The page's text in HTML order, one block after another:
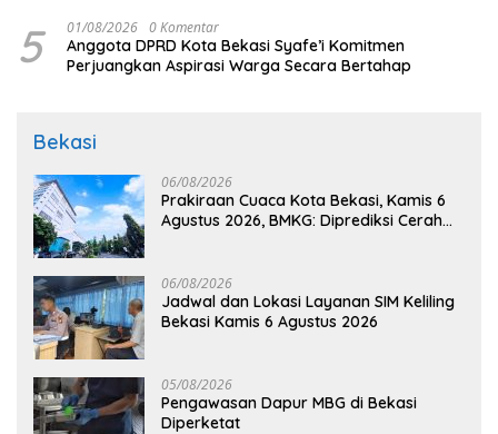
5 01/08/2026 0 Komentar
Anggota DPRD Kota Bekasi Syafe’i Komitmen
Perjuangkan Aspirasi Warga Secara Bertahap
Bekasi
06/08/2026
Prakiraan Cuaca Kota Bekasi, Kamis 6
Agustus 2026, BMKG: Diprediksi Cerah
06/08/2026
Jadwal dan Lokasi Layanan SIM Keliling
Bekasi Kamis 6 Agustus 2026
05/08/2026
Pengawasan Dapur MBG di Bekasi
Diperketat